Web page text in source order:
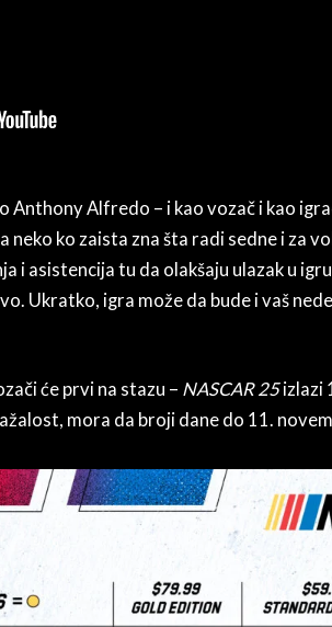
Anthony Alfredo – i kao vozač i kao
neko ko zaista zna šta radi sedne i za
i asistencija tu da olakšaju ulazak u
Ukratko, igra može da bude i vaš
će prvi na stazu – NASCAR 25izlazi
mora da broji dane do 11.